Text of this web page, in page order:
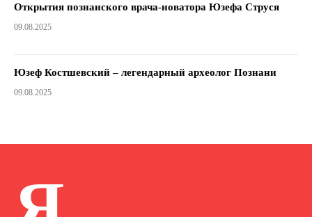
Открытия познанского врача-новатора Юзефа Струся
09.08.2025
Юзеф Костшевский – легендарный археолог Познани
09.08.2025